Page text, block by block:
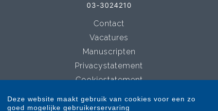
03-3024210
Contact
Vacatures
Manuscripten
Privacystatement
Cookiestatement
Deze website maakt gebruik van cookies voor een zo
goed mogelijke gebruikerservaring